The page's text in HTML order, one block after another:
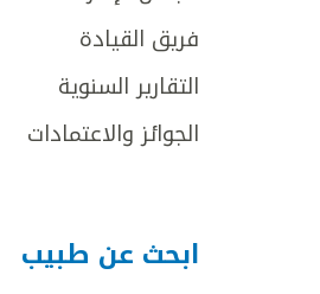
فريق القيادة
التقارير السنوية
الجوائز والاعتمادات
ابحث عن طبيب